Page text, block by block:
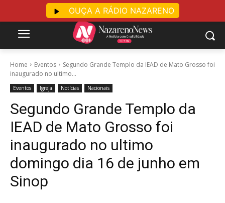
Home Eventos
Segundo Grande Templo da IEAD de Mato Grosso foi
inaugurado no ultimo...
Eventos Igreja Notícias Nacionais
Segundo Grande Templo da
IEAD de Mato Grosso foi
inaugurado no ultimo
domingo dia 16 de junho em
Sinop
OUÇA A RÁDIO NAZARENO